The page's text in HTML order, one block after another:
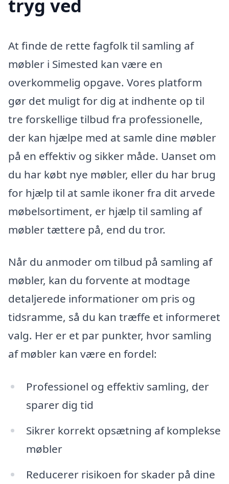
tryg ved
At finde de rette fagfolk til samling af
møbler i Simested kan være en
overkommelig opgave. Vores platform
gør det muligt for dig at indhente op til
tre forskellige tilbud fra professionelle,
der kan hjælpe med at samle dine møbler
på en effektiv og sikker måde. Uanset om
du har købt nye møbler, eller du har brug
for hjælp til at samle ikoner fra dit arvede
møbelsortiment, er hjælp til samling af
møbler tættere på, end du tror.
Når du anmoder om tilbud på samling af
møbler, kan du forvente at modtage
detaljerede informationer om pris og
tidsramme, så du kan træffe et informeret
valg. Her er et par punkter, hvor samling
af møbler kan være en fordel:
Professionel og effektiv samling, der
sparer dig tid
Sikrer korrekt opsætning af komplekse
møbler
Reducerer risikoen for skader på dine